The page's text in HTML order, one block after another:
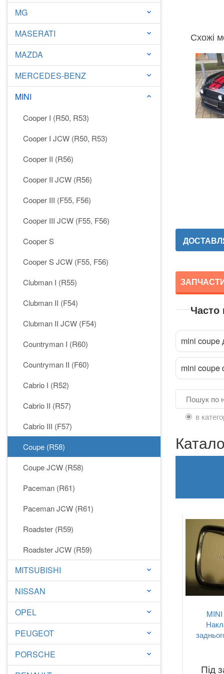
MG keyboard_arrow_down
MASERATI keyboard_arrow_down
MAZDA keyboard_arrow_down
MERCEDES-BENZ keyboard_arrow_down
MINI keyboard_arrow_down
Cooper I (R50, R53)
Cooper I JCW (R50, R53)
Cooper II (R56)
Cooper II JCW (R56)
Cooper III (F55, F56)
Cooper III JCW (F55, F56)
Cooper S
Cooper S JCW (F55, F56)
Clubman I (R55)
Clubman II (F54)
Clubman II JCW (F54)
Countryman I (R60)
Countryman II (F60)
Cabrio I (R52)
Cabrio II (R57)
Cabrio III (F57)
Coupe (R58)
Coupe JCW (R58)
Paceman (R61)
Paceman JCW (R61)
Roadster (R59)
Roadster JCW (R59)
MITSUBISHI keyboard_arrow_down
NISSAN keyboard_arrow_down
OPEL keyboard_arrow_down
PEUGEOT keyboard_arrow_down
PORSCHE keyboard_arrow_down
Схожі
mini coupe
mini
в
Під